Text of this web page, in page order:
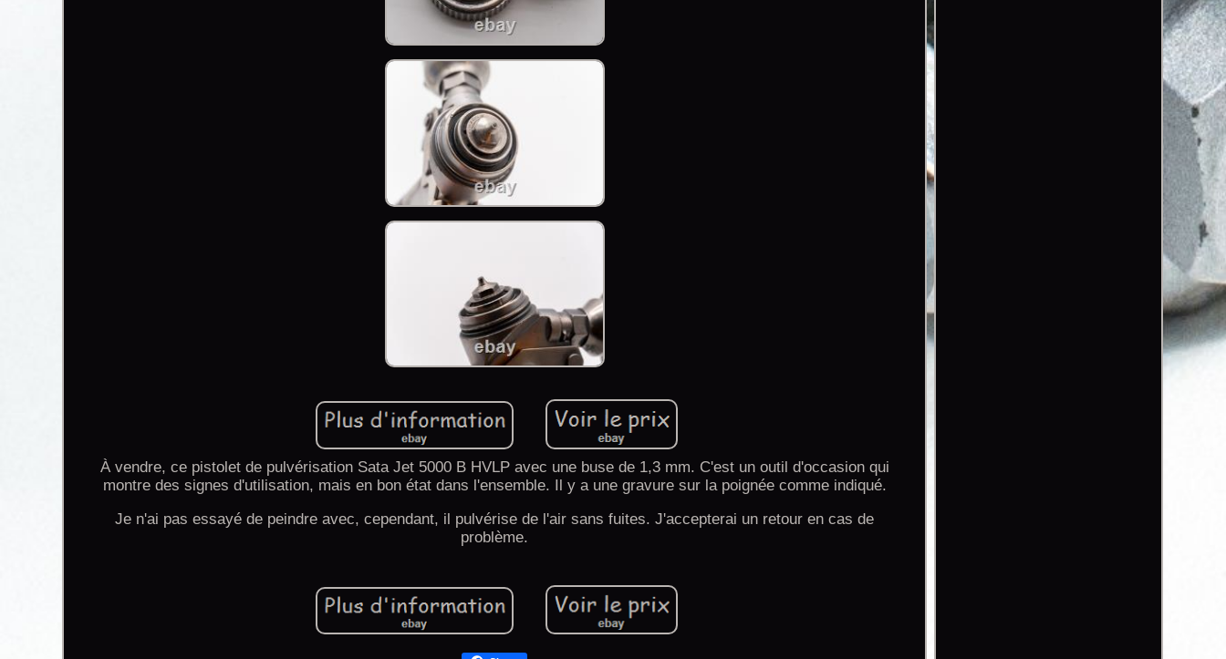
À vendre, ce pistolet de pulvérisation Sata Jet 5000 B HVLP avec une buse de 1,3 mm. C'est un outil d'occasion qui
montre des signes d'utilisation, mais en bon état dans l'ensemble. Il y a une gravure sur la poignée comme indiqué.
Je n'ai pas essayé de peindre avec, cependant, il pulvérise de l'air sans fuites. J'accepterai un retour en cas de
problème.